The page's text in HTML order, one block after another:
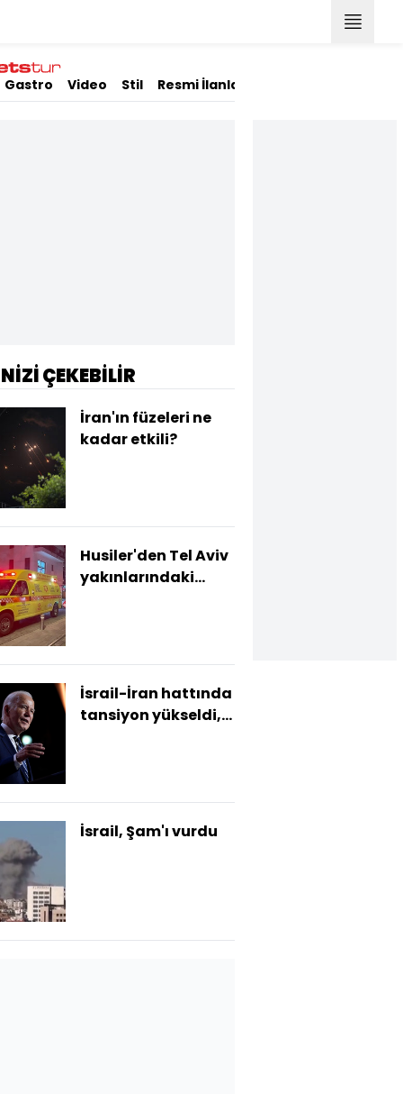
Gastro Video Stil Resmi İlanlar
ÇEKEBİLİR
İran'ın füzeleri ne
kadar etkili?
Husiler'den Tel Aviv
yakınlarındaki
İsrail-İran hattında
tansiyon yükseldi,
İsrail, Şam'ı vurdu